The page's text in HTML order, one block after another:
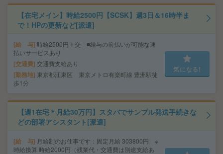
【在宅メイン】時給2500円【SCSK】週3日＆16時半ま
で！HPの更新など[派遣]
給 与 時給2500円＋交 ■給与の前払いが可能な速
払いサービスあり
交通費 交通費支給あり
勤務地 東京都江東区 東京メトロ有楽町線 豊洲駅徒
歩1分
気になる!
【週1在宅＊月給30万円】スタバでサンプル発送手続きな
どの部署アシスタント[派遣]
給 与 月給制のお仕事です：固定月給 303800円 ※
時給換算 時給2000円（残業代・交通費は別途支給あ